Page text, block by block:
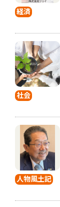
経済
社会
人物風土記